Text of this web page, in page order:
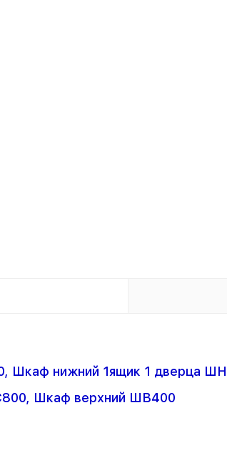
нижний 1ящик 1 дверца
Шкаф верхний ШВ400